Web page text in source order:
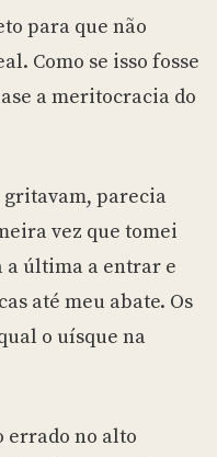
para que não
Como se isso fosse
a meritocracia do
gritavam, parecia
vez que tomei
a última a entrar e
até meu abate. Os
o uísque na
errado no alto